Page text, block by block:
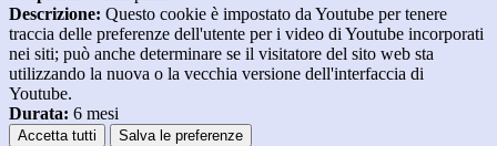
Descrizione: Questo cookie è impostato da Youtube per tenere
traccia delle preferenze dell'utente per i video di Youtube incorporati
nei siti; può anche determinare se il visitatore del sito web sta
utilizzando la nuova o la vecchia versione dell'interfaccia di
Youtube.
Durata: 6 mesi
Accetta tutti Salva le preferenze